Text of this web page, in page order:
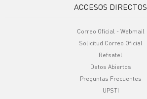
ACCESOS DIRECTOS
Correo Oficial - Webmail
Solicitud Correo Oficial
Refsatel
Datos Abiertos
Preguntas Frecuentes
UPSTI